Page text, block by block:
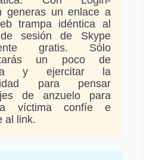
generas un enlace a
trampa idéntica al
sesión de Skype
gratis. Sólo
un poco de
y ejercitar la
para pensar
de anzuelo para
víctima confíe e
al link.